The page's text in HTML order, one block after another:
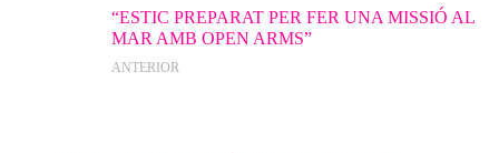
“ESTIC PREPARAT PER FER UNA MISSIÓ AL
MAR AMB OPEN ARMS”
ANTERIOR